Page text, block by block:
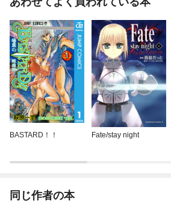
BASTARD！！ Fate/stay night
同じ作者の本